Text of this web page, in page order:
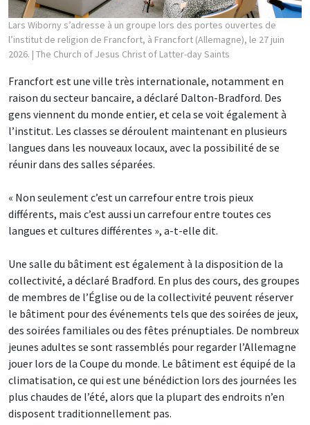
Lars Wiborny s’adresse à un groupe lors des portes ouvertes de
l’institut de religion de Francfort, à Francfort (Allemagne), le 27 juin
2026. | The Church of Jesus Christ of Latter-day Saints
Francfort est une ville très internationale, notamment en
raison du secteur bancaire, a déclaré Dalton-Bradford. Des
gens viennent du monde entier, et cela se voit également à
l’institut. Les classes se déroulent maintenant en plusieurs
langues dans les nouveaux locaux, avec la possibilité de se
réunir dans des salles séparées.
« Non seulement c’est un carrefour entre trois pieux
différents, mais c’est aussi un carrefour entre toutes ces
langues et cultures différentes », a-t-elle dit.
Une salle du bâtiment est également à la disposition de la
collectivité, a déclaré Bradford. En plus des cours, des groupes
de membres de l’Église ou de la collectivité peuvent réserver
le bâtiment pour des événements tels que des soirées de jeux,
des soirées familiales ou des fêtes prénuptiales. De nombreux
jeunes adultes se sont rassemblés pour regarder l’Allemagne
jouer lors de la Coupe du monde. Le bâtiment est équipé de la
climatisation, ce qui est une bénédiction lors des journées les
plus chaudes de l’été, alors que la plupart des endroits n’en
disposent traditionnellement pas.